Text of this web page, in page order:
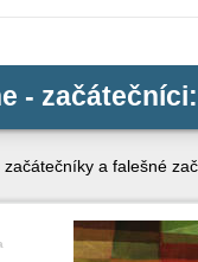
-
a falešné